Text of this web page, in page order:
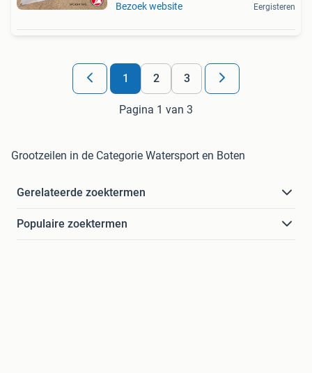
Bezoek website Eergisteren
1 2 3
Pagina 1 van 3
Grootzeilen in de Categorie Watersport en Boten
Gerelateerde zoektermen
Populaire zoektermen